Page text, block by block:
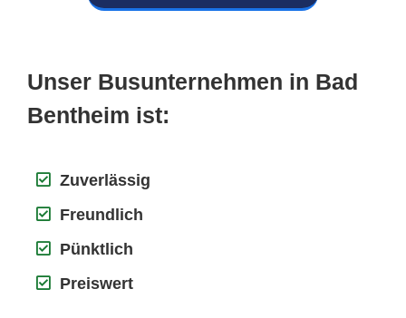
Unser Busunternehmen in Bad
Bentheim ist:
Zuverlässig
Freundlich
Pünktlich
Preiswert